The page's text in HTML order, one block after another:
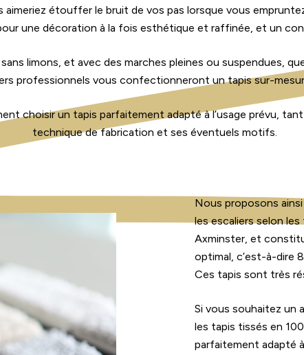
aimeriez étouffer le bruit de vos pas lorsque vous
une décoration à la fois esthétique et raffinée, et un
limons, et avec des marches pleines ou suspendues,
professionnels vous confectionneront un tapis sur-
choisir un tapis parfaitement adapté à l’usage prévu,
technique de fabrication et ses éventuels motifs.
Nous proposons
les escaliers selon
Axminster, et
optimal, c’est-à-dire
Ces tapis sont très
Si vous souhaitez un
les tapis tissés en
parfaitement adapté